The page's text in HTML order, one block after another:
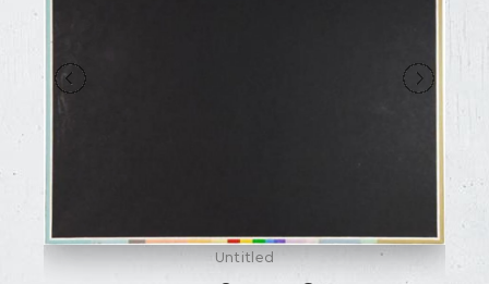
Untitled